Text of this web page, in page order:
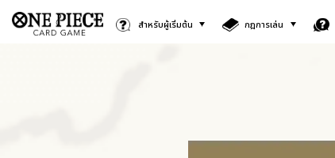
สำหรับผู้เริ่มต้น กฎการเล่น